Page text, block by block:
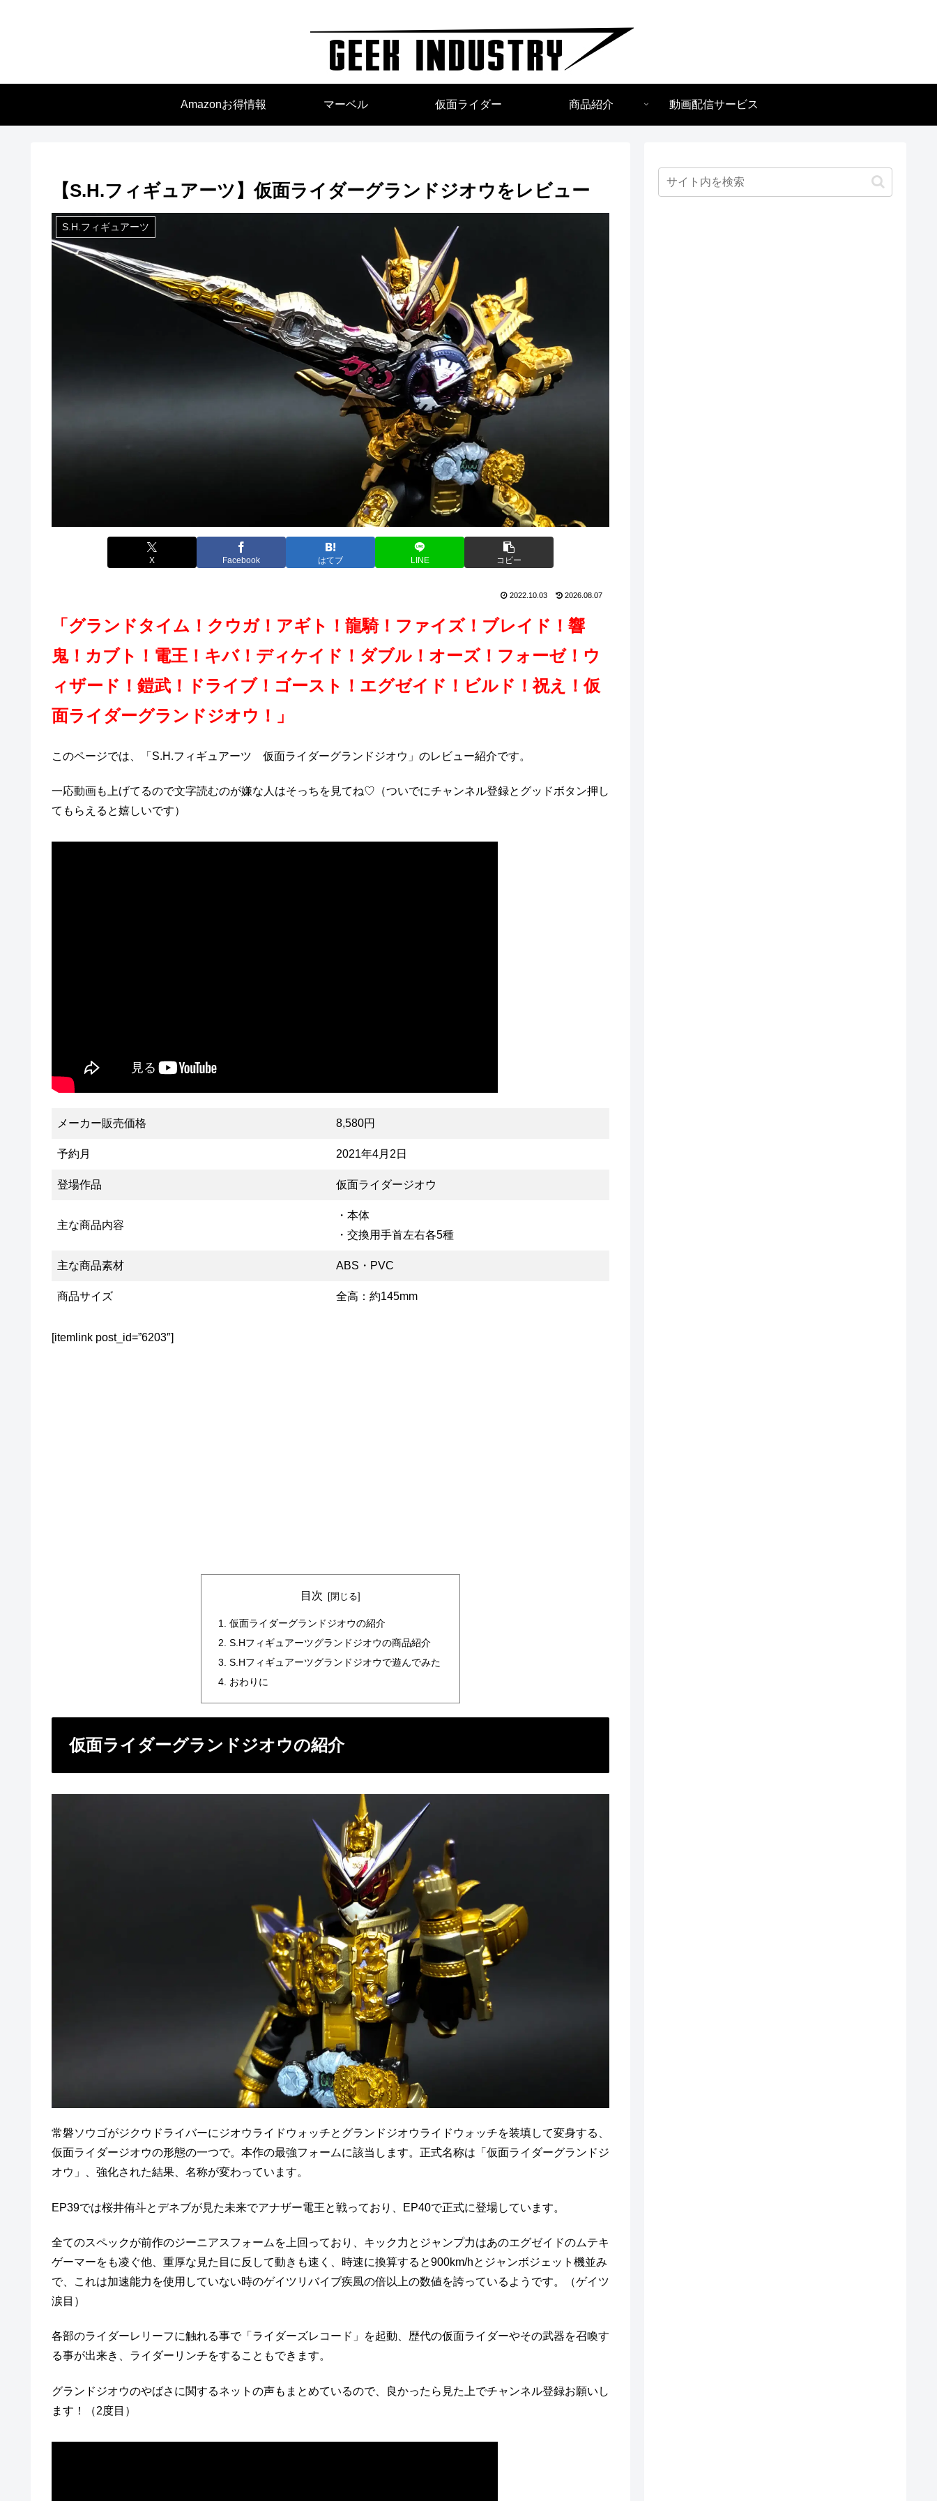
Amazonお得情報 マーベル 仮面ライダー 商品紹介 動画配信サービス
【S.H.フィギュアーツ】仮面ライダーグランドジオウをレビュー
S.H.フィギュアーツ
X Facebook はてブ LINE コピー
2022.10.03 2026.08.07
「グランドタイム！クウガ！アギト！龍騎！ファイズ！ブレイド！響
鬼！カブト！電王！キバ！ディケイド！ダブル！オーズ！フォーゼ！ウ
ィザード！鎧武！ドライブ！ゴースト！エグゼイド！ビルド！祝え！仮
面ライダーグランドジオウ！」
このページでは、「S.H.フィギュアーツ 仮面ライダーグランドジオウ」のレビュー紹介です。
一応動画も上げてるので文字読むのが嫌な人はそっちを見てね♡（ついでにチャンネル登録とグッドボタン押し
てもらえると嬉しいです）
メーカー販売価格 8,580円
予約月 2021年4月2日
登場作品 仮面ライダージオウ
主な商品内容
・本体
・交換用手首左右各5種
主な商品素材 ABS・PVC
商品サイズ 全高：約145mm
[itemlink post_id=”6203″]
目次
仮面ライダーグランドジオウの紹介
S.Hフィギュアーツグランドジオウの商品紹介
S.Hフィギュアーツグランドジオウで遊んでみた
おわりに
仮面ライダーグランドジオウの紹介
常磐ソウゴがジクウドライバーにジオウライドウォッチとグランドジオウライドウォッチを装填して変身する、
仮面ライダージオウの形態の一つで。本作の最強フォームに該当します。正式名称は「仮面ライダーグランドジ
オウ」、強化された結果、名称が変わっています。
EP39では桜井侑斗とデネブが見た未来でアナザー電王と戦っており、EP40で正式に登場しています。
全てのスペックが前作のジーニアスフォームを上回っており、キック力とジャンプ力はあのエグゼイドのムテキ
ゲーマーをも凌ぐ他、重厚な見た目に反して動きも速く、時速に換算すると900km/hとジャンボジェット機並み
で、これは加速能力を使用していない時のゲイツリバイブ疾風の倍以上の数値を誇っているようです。（ゲイツ
涙目）
各部のライダーレリーフに触れる事で「ライダーズレコード」を起動、歴代の仮面ライダーやその武器を召喚す
る事が出来き、ライダーリンチをすることもできます。
グランドジオウのやばさに関するネットの声もまとめているので、良かったら見た上でチャンネル登録お願いし
ます！（2度目）